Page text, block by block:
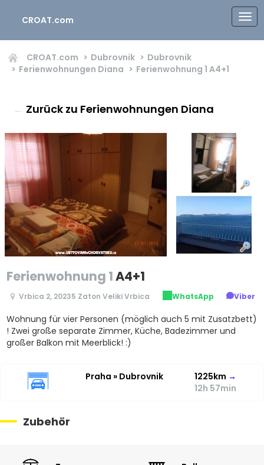
CROAT.com
CROAT.com Dubrovnik
Dubrovnik
Ferienwohnungen Diana
Ferienwohnung 1 A4+1
← Zurück zu Ferienwohnungen Diana
Ferienwohnung 1A4+1
Vrbica 2, 20235 Zaton Veliki Vrbica WhatsApp Viber
Wohnung für vier Personen (möglich auch 5 mit Zusatzbett)
! Zwei große separate Zimmer, Küche, Badezimmer und
großer Balkon mit Meerblick! :)
Praha » Dubrovnik 1225km →
12h 57min
Zubehör